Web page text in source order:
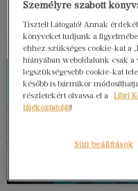
Személyre szabott
Tisztelt Látogató! Annak
könyveket tudjunk a
ehhez szükséges cookie-kat a
hiányában weboldalunk csak a
legszükségesebb cookie-kat
később is bármikor
részletekért olvassa el a
Libri
tájékoztatóját!
Süti beállítások